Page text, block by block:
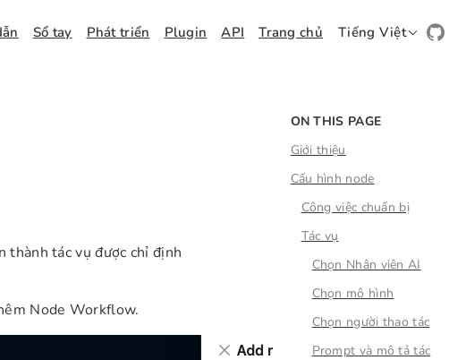
Sổ tay Phát triển Plugin API Trang chủ Tiếng Việt
thành tác vụ được chỉ định
Node Workflow.
ON THIS PAGE
Giới thiệu
Cấu hình node
Công việc chuẩn bị
Tác vụ
Chọn Nhân viên AI
Chọn mô hình
Chọn người thao tác
Prompt và mô tả tác